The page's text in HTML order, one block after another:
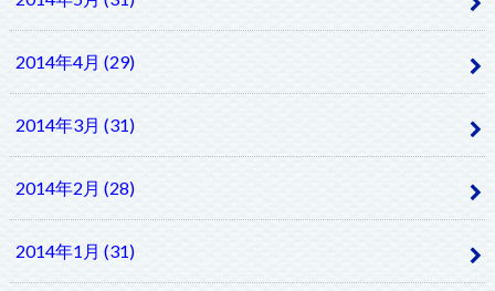
2014年4月 (29)
2014年3月 (31)
2014年2月 (28)
2014年1月 (31)